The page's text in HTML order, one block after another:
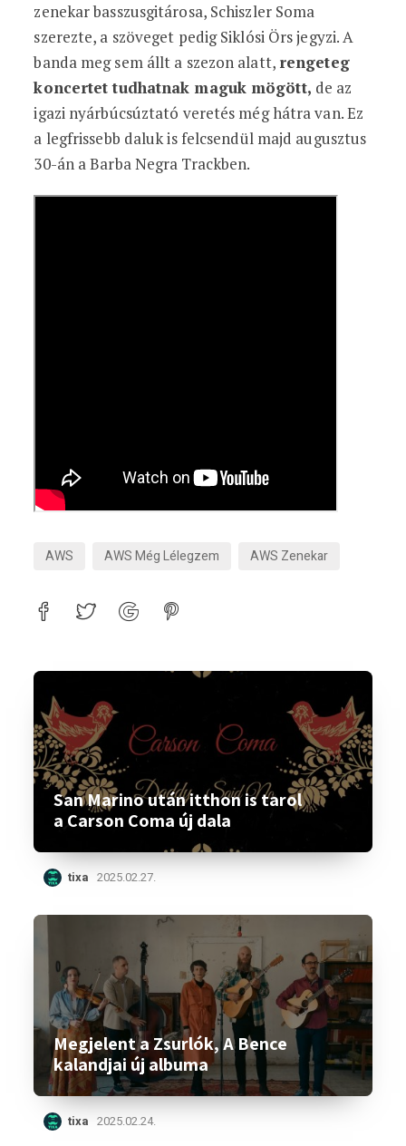
zenekar basszusgitárosa, Schiszler Soma
szerezte, a szöveget pedig Siklósi Örs jegyzi. A
banda meg sem állt a szezon alatt, rengeteg
koncertet tudhatnak maguk mögött, de az
igazi nyárbúcsúztató veretés még hátra van. Ez
a legfrissebb daluk is felcsendül majd augusztus
30-án a Barba Negra Trackben.
AWS AWS Még Lélegzem AWS Zenekar
San Marino után itthon is tarol
a Carson Coma új dala
tixa 2025.02.27.
Megjelent a Zsurlók, A Bence
kalandjai új albuma
tixa 2025.02.24.